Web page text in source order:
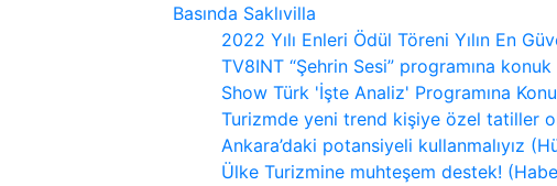
Basında Saklıvilla
2022 Yılı Enleri Ödül Töreni Yılın En
TV8INT “Şehrin Sesi” programına
Show Türk 'İşte Analiz' Programına
Turizmde yeni trend kişiye özel tatiller
Ankara’daki potansiyeli kullanmalıyız
Ülke Turizmine muhteşem destek!